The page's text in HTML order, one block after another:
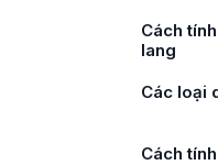
Cách
lang
Các loại
Cách